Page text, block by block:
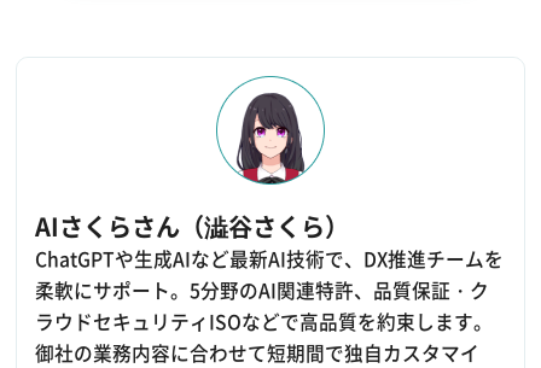
AIさくらさん（澁谷さくら）
ChatGPTや生成AIなど最新AI技術で、DX推進チームを
柔軟にサポート。5分野のAI関連特許、品質保証・ク
ラウドセキュリティISOなどで高品質を約束します。
御社の業務内容に合わせて短期間で独自カスタマイ